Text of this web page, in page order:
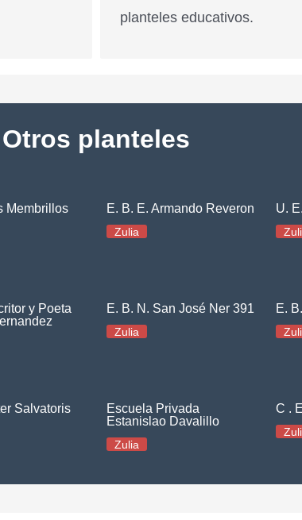
planteles educativos.
Otros planteles
Membrillos E. B. E. Armando Reveron
Zulia
U.
y Poeta
E. B. N. San José Ner 391
Zulia
E.
Salvatoris
Escuela Privada
Estanislao Davalillo
Zulia
C .